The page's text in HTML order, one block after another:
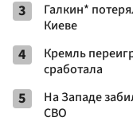
3
Галкин*
Киеве
4
Кремль
сработала
5
На Западе
СВО